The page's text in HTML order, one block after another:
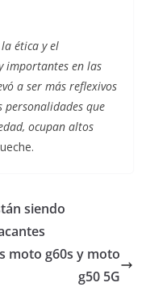
ética y el
importantes en las
a ser más reflexivos
personalidades que
ocupan altos
siendo
moto g60s y moto
g50 5G